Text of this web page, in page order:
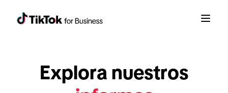
Explora nuestros